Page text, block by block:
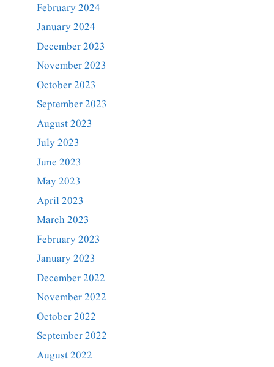
February 2024
January 2024
December 2023
November 2023
October 2023
September 2023
August 2023
July 2023
June 2023
May 2023
April 2023
March 2023
February 2023
January 2023
December 2022
November 2022
October 2022
September 2022
August 2022